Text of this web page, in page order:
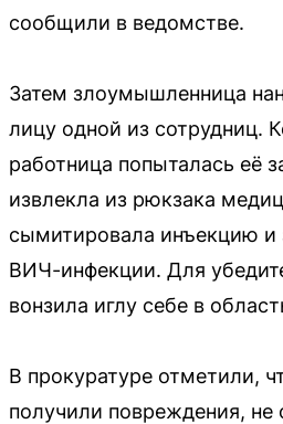
сообщили в ведомстве.
Затем злоумышленница
лицу одной из сотрудниц.
работница попыталась её
извлекла из рюкзака
сымитировала инъекцию и
ВИЧ-инфекции. Для
вонзила иглу себе в
В прокуратуре отметили,
получили повреждения, не